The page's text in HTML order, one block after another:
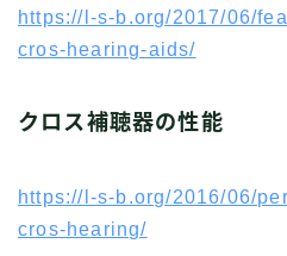
https://l-s-b.org/2017/06/
cros-hearing-aids/
クロス補聴器の性能
https://l-s-b.org/2016/06/
cros-hearing/